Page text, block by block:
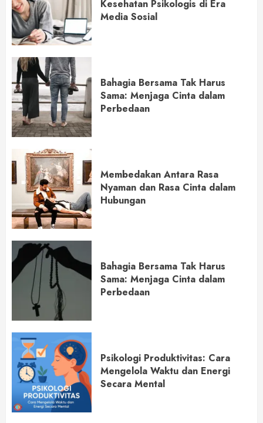
Kesehatan Psikologis di Era
Media Sosial
Bahagia Bersama Tak Harus
Sama: Menjaga Cinta dalam
Perbedaan
Membedakan Antara Rasa
Nyaman dan Rasa Cinta dalam
Hubungan
Bahagia Bersama Tak Harus
Sama: Menjaga Cinta dalam
Perbedaan
Psikologi Produktivitas: Cara
Mengelola Waktu dan Energi
Secara Mental